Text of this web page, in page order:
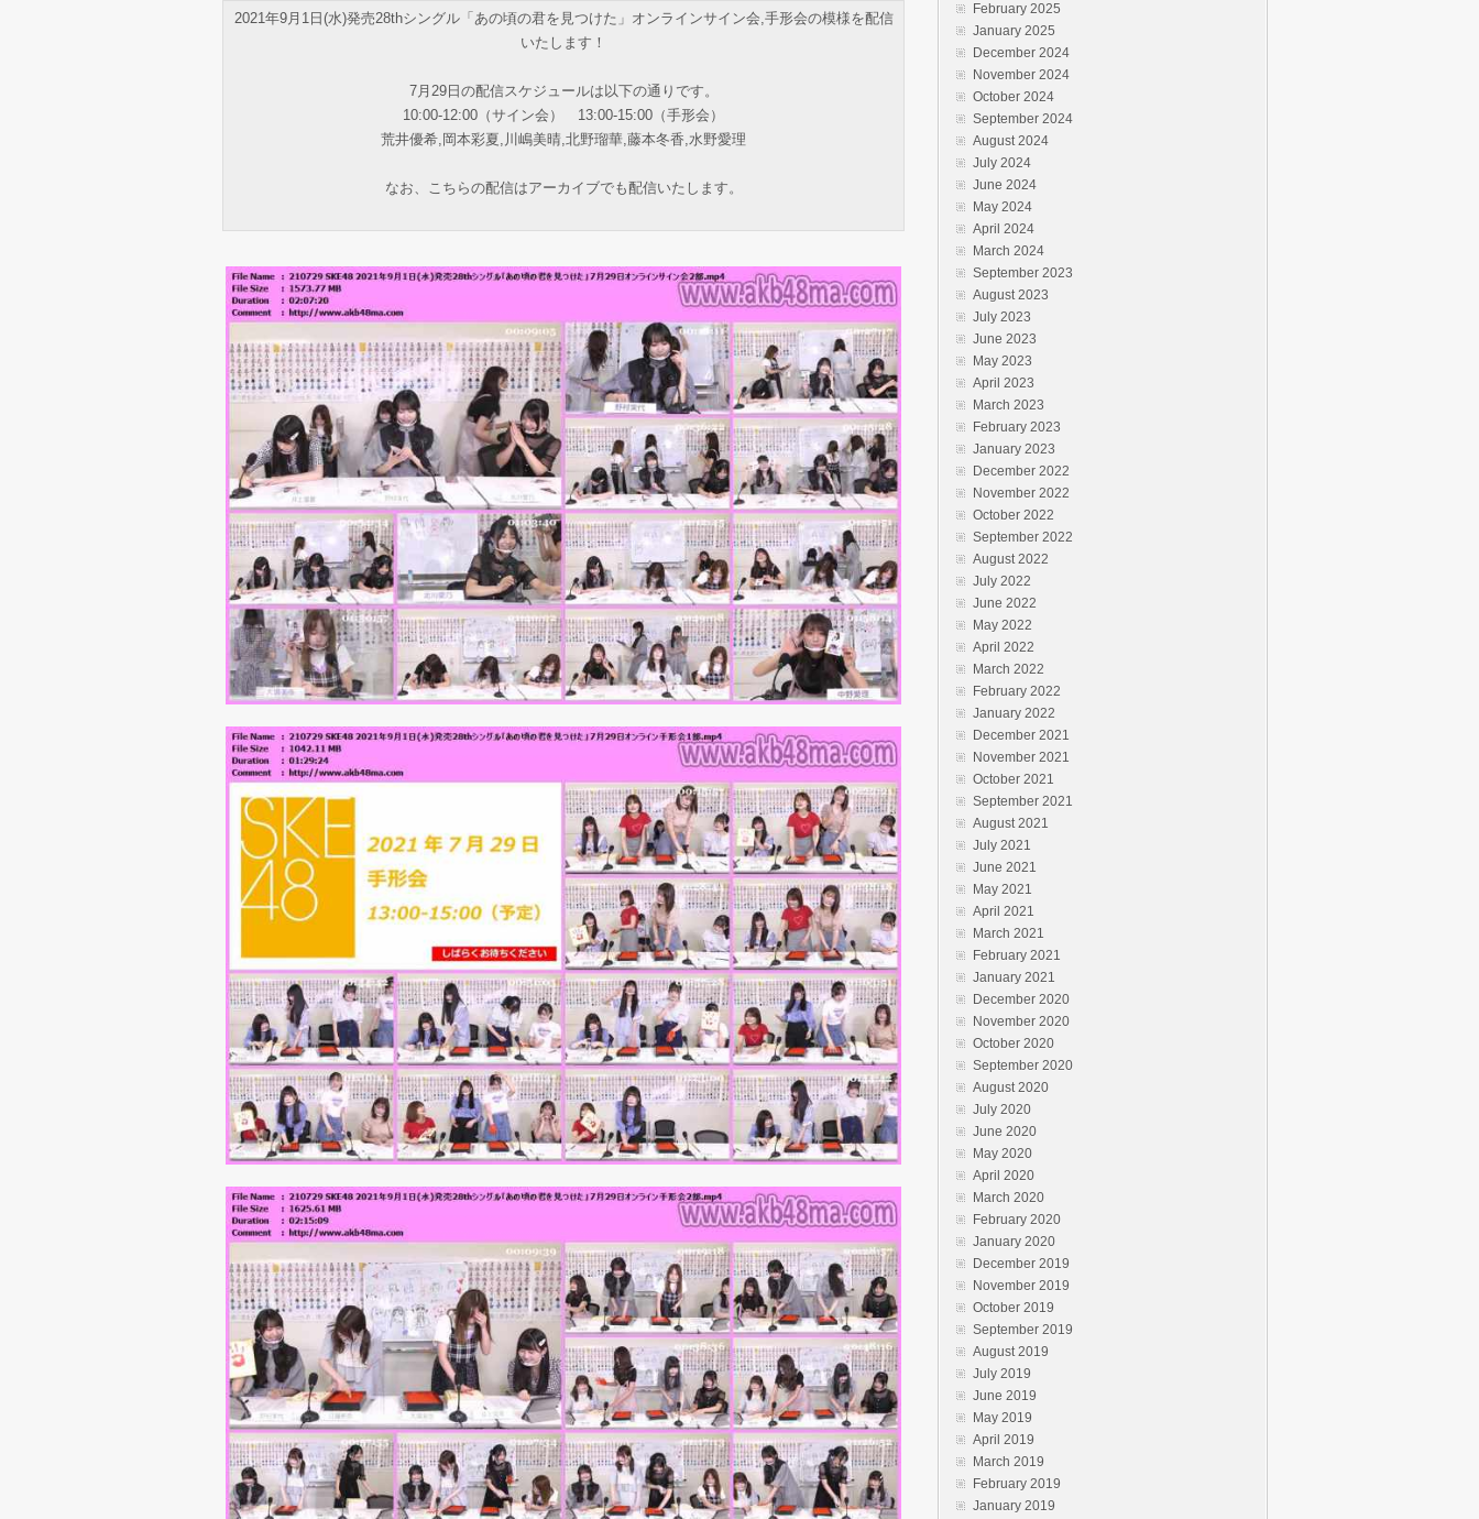
2021年9月1日(水)発売28thシングル「あの頃の君を見つけた」オンラインサイン会,手形会の模様を配信
いたします！
7月29日の配信スケジュールは以下の通りです。
10:00-12:00（サイン会） 13:00-15:00（手形会）
荒井優希,岡本彩夏,川嶋美晴,北野瑠華,藤本冬香,水野愛理
なお、こちらの配信はアーカイブでも配信いたします。
February 2025
January 2025
December 2024
November 2024
October 2024
September 2024
August 2024
July 2024
June 2024
May 2024
April 2024
March 2024
September 2023
August 2023
July 2023
June 2023
May 2023
April 2023
March 2023
February 2023
January 2023
December 2022
November 2022
October 2022
September 2022
August 2022
July 2022
June 2022
May 2022
April 2022
March 2022
February 2022
January 2022
December 2021
November 2021
October 2021
September 2021
August 2021
July 2021
June 2021
May 2021
April 2021
March 2021
February 2021
January 2021
December 2020
November 2020
October 2020
September 2020
August 2020
July 2020
June 2020
May 2020
April 2020
March 2020
February 2020
January 2020
December 2019
November 2019
October 2019
September 2019
August 2019
July 2019
June 2019
May 2019
April 2019
March 2019
February 2019
January 2019